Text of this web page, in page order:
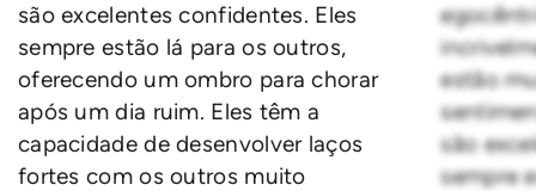
são excelentes confidentes. Eles
sempre estão lá para os outros,
oferecendo um ombro para chorar
após um dia ruim. Eles têm a
capacidade de desenvolver laços
fortes com os outros muito
estão
são
sempre